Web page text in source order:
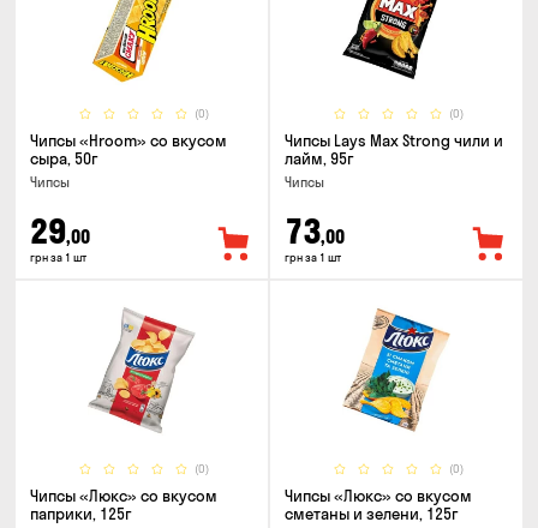
(0)
Чипсы «Hroom» со вкусом
сыра, 50г
Чипсы
29,00
грн за 1 шт
(0)
Чипсы Lays Max Strong чили и
лайм, 95г
Чипсы
73,00
грн за 1 шт
(0)
Чипсы «Люкс» со вкусом
паприки, 125г
(0)
Чипсы «Люкс» со вкусом
сметаны и зелени, 125г